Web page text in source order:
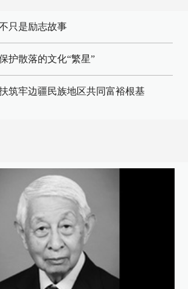
只是励志故事
护散落的文化“繁星”
筑牢边疆民族地区共同富裕根基